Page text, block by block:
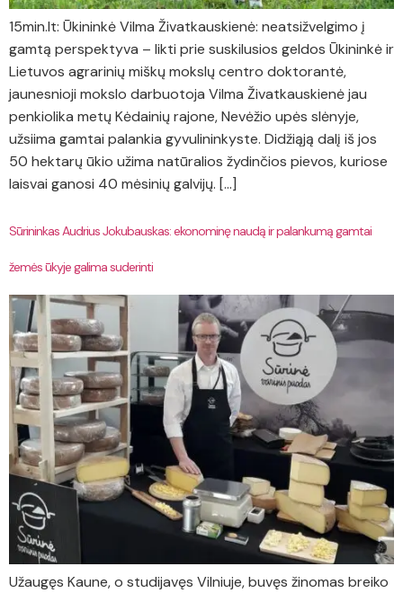
15min.lt: Ūkininkė Vilma Živatkauskienė: neatsižvelgimo į
gamtą perspektyva – likti prie suskilusios geldos Ūkininkė ir
Lietuvos agrarinių miškų mokslų centro doktorantė,
jaunesnioji mokslo darbuotoja Vilma Živatkauskienė jau
penkiolika metų Kėdainių rajone, Nevėžio upės slėnyje,
užsiima gamtai palankia gyvulininkyste. Didžiąją dalį iš jos
50 hektarų ūkio užima natūralios žydinčios pievos, kuriose
laisvai ganosi 40 mėsinių galvijų. […]
Sūrininkas Audrius Jokubauskas: ekonominę naudą ir palankumą gamtai
žemės ūkyje galima suderinti
Užaugęs Kaune, o studijavęs Vilniuje, buvęs žinomas breiko